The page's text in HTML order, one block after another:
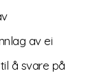
av ei
å svare på